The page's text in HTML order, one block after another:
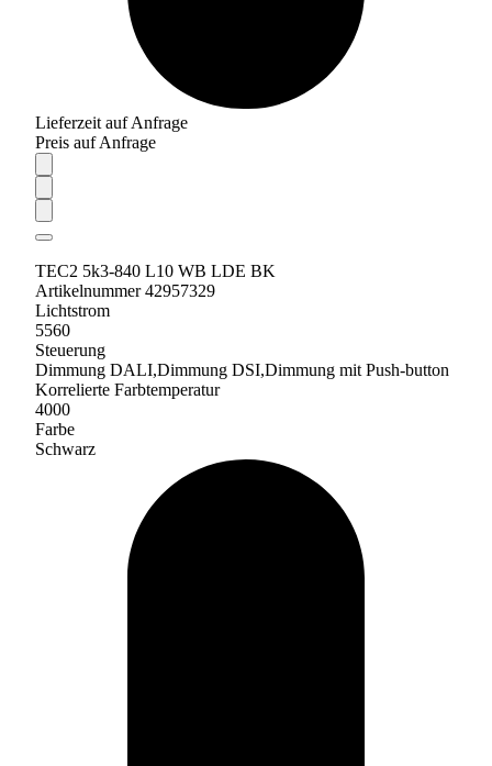
Lieferzeit auf Anfrage
Preis auf Anfrage
TEC2 5k3-840 L10 WB LDE BK
Artikelnummer 42957329
Lichtstrom
5560
Steuerung
Dimmung DALI,Dimmung DSI,Dimmung mit Push-button
Korrelierte Farbtemperatur
4000
Farbe
Schwarz